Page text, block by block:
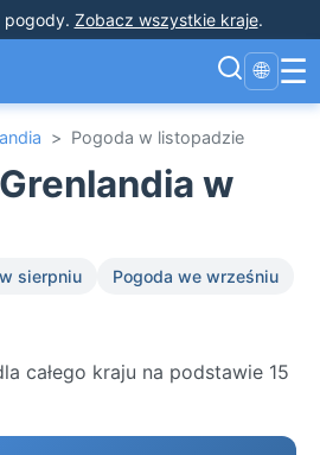
pogody. Zobacz wszystkie kraje.
🌐 ☰
> Pogoda w listopadzie
w
sierpniu
Pogoda we wrześniu
całego kraju na podstawie 15